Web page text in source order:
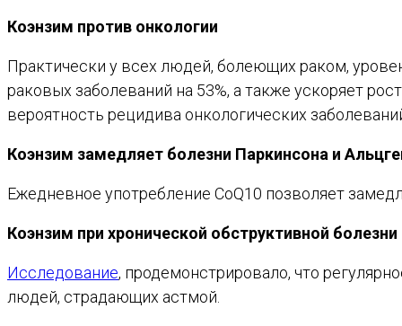
Коэнзим против онкологии
Практически у всех людей, болеющих раком,
раковых заболеваний на 53%, а также ускоряет
вероятность рецидива онкологических
Коэнзим замедляет болезни Паркинсона и
Ежедневное употребление CoQ10 позволяет
Коэнзим при хронической обструктивной болезни
Исследование, продемонстрировало, что
людей, страдающих астмой.